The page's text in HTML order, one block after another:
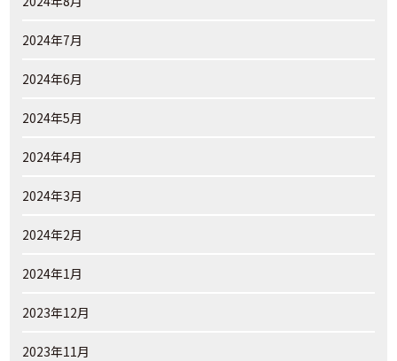
2024年7月
2024年6月
2024年5月
2024年4月
2024年3月
2024年2月
2024年1月
2023年12月
2023年11月